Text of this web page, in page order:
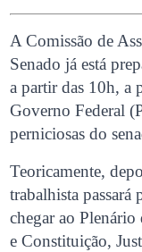
A Comissão de
Senado já está
a partir das 10h, a
Governo Federal
perniciosas do
Teoricamente,
trabalhista passará
chegar ao
e Constituição,